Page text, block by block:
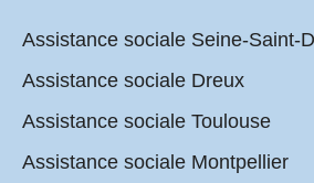
Assistance sociale Seine-Saint-
Assistance sociale Dreux
Assistance sociale Toulouse
Assistance sociale Montpellier